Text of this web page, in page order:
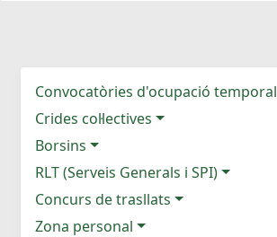
Convocatòries d'ocupació temporal
Crides col·lectives
Borsins
RLT (Serveis Generals i SPI)
Concurs de trasllats
Zona personal